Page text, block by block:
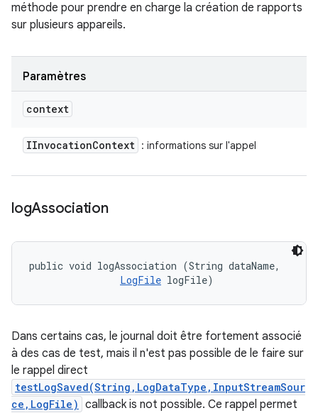
méthode pour prendre en charge la création de rapports
sur plusieurs appareils.
Paramètres
context
IInvocationContext : informations sur l'appel
logAssociation
public void logAssociation (String dataName,
LogFile logFile)
Dans certains cas, le journal doit être fortement associé
à des cas de test, mais il n'est pas possible de le faire sur
le rappel direct
testLogSaved(String,LogDataType,InputStreamSour
ce,LogFile) callback is not possible. Ce rappel permet